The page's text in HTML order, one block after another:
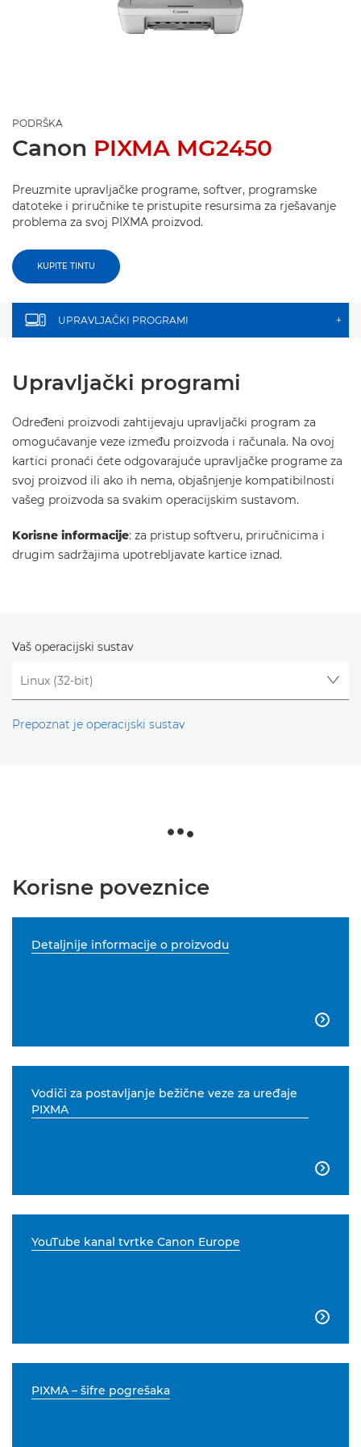
PODRŠKA
Canon PIXMA MG2450
Preuzmite upravljačke programe, softver, programske
datoteke i priručnike te pristupite resursima za rješavanje
problema za svoj PIXMA proizvod.
KUPITE TINTU
UPRAVLJAČKI PROGRAMI +
Upravljački programi
Određeni proizvodi zahtijevaju upravljački program za
omogućavanje veze između proizvoda i računala. Na ovoj
kartici pronaći ćete odgovarajuće upravljačke programe za
svoj proizvod ili ako ih nema, objašnjenje kompatibilnosti
vašeg proizvoda sa svakim operacijskim sustavom.
Korisne informacije: za pristup softveru, priručnicima i
drugim sadržajima upotrebljavate kartice iznad.
Vaš operacijski sustav
Prepoznat je operacijski sustav
Korisne poveznice
Detaljnije informacije o proizvodu

Vodiči za postavljanje bežične veze za uređaje
PIXMA

YouTube kanal tvrtke Canon Europe

PIXMA – šifre pogrešaka